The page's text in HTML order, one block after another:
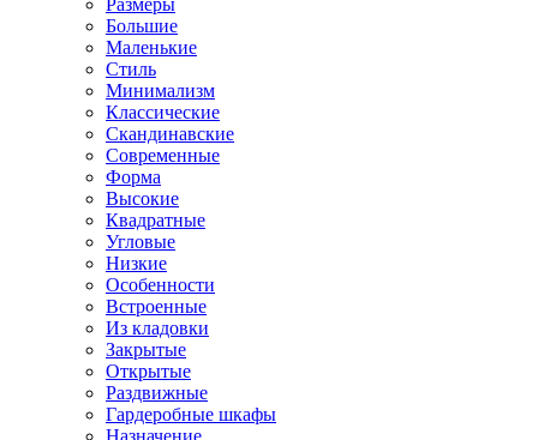
Размеры
Большие
Маленькие
Стиль
Минимализм
Классические
Скандинавские
Современные
Форма
Высокие
Квадратные
Угловые
Низкие
Особенности
Встроенные
Из кладовки
Закрытые
Открытые
Раздвижные
Гардеробные шкафы
Назначение